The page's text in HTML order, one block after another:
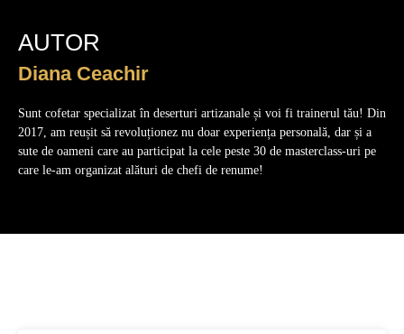
AUTOR
Diana Ceachir
Sunt cofetar specializat în deserturi artizanale și voi fi trainerul tău! Din
2017, am reușit să revoluționez nu doar experiența personală, dar și a
sute de oameni care au participat la cele peste 30 de masterclass-uri pe
care le-am organizat alături de chefi de renume!